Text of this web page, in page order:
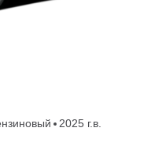
2025 г.в.